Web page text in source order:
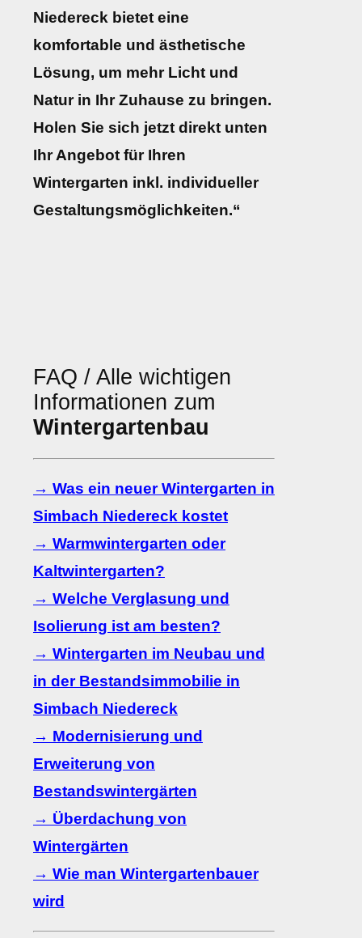
Niedereck bietet eine
komfortable und ästhetische
Lösung, um mehr Licht und
Natur in Ihr Zuhause zu bringen.
Holen Sie sich jetzt direkt unten
Ihr Angebot für Ihren
Wintergarten inkl. individueller
Gestaltungsmöglichkeiten.“
FAQ / Alle wichtigen
Informationen zum
Wintergartenbau
→ Was ein neuer Wintergarten in
Simbach Niedereck kostet
→ Warmwintergarten oder
Kaltwintergarten?
→ Welche Verglasung und
Isolierung ist am besten?
→ Wintergarten im Neubau und
in der Bestandsimmobilie in
Simbach Niedereck
→ Modernisierung und
Erweiterung von
Bestandswintergärten
→ Überdachung von
Wintergärten
→ Wie man Wintergartenbauer
wird